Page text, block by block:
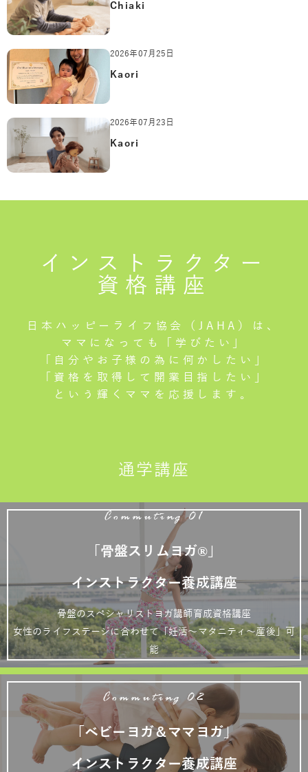
Chiaki
2026年07月25日
Kaori
2026年07月23日
Kaori
インストラクター
資格講座
日本ハッピーライフ協会（JAHA）は、
ママになっても「学びたい」
「自分やお子様の為に何かしたい」
「資格を取得して開業目指したい」
という輝くママを応援します。
通学講座
Commuting 01
「骨盤スリムヨガ®」
インストラクター養成講座
骨盤のスペシャリストヨガ講師育成資格講座
女性のライフステージに合わせて「妊活～マタニティ～産後」可
能
Commuting 02
「ベビーヨガ＆ママヨガ」
インストラクター養成講座